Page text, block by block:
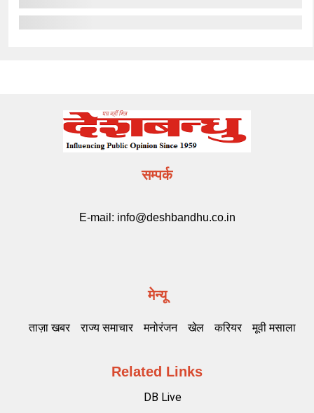
सम्पर्क
E-mail: info@deshbandhu.co.in
मेन्यू
ताज़ा खबर राज्य समाचार मनोरंजन खेल करियर मूवी मसाला
Related Links
DB Live